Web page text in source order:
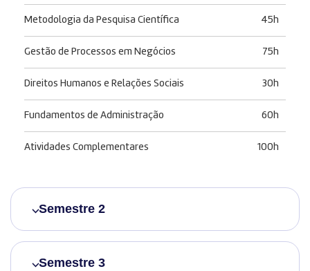
Metodologia da Pesquisa Científica 45h
Gestão de Processos em Negócios 75h
Direitos Humanos e Relações Sociais 30h
Fundamentos de Administração 60h
Atividades Complementares 100h
Semestre 2
Semestre 3